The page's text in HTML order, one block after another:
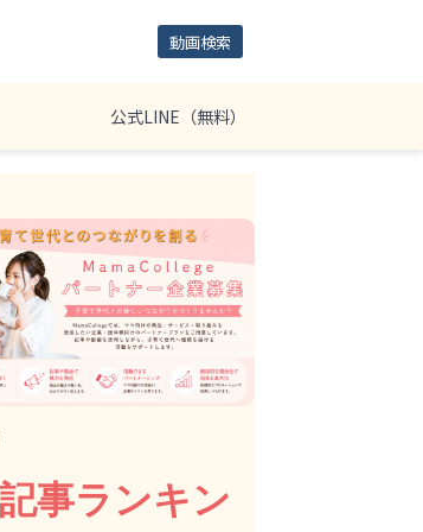
動画検索
公式LINE（無料）
事ランキン